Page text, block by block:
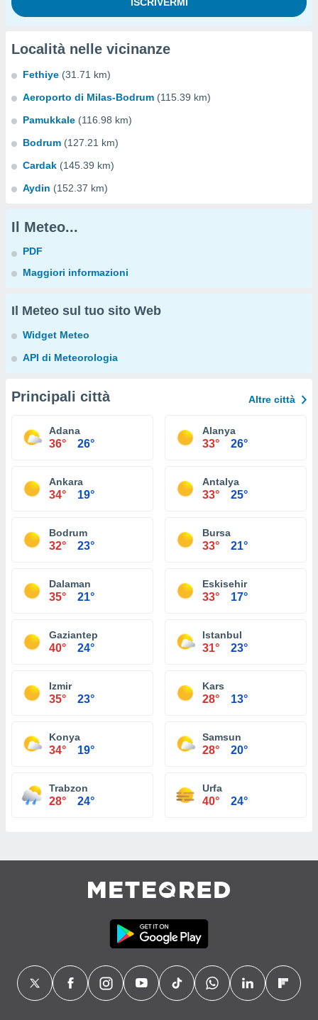
Località nelle vicinanze
Fethiye (31.71 km)
Aeroporto di Milas-Bodrum (115.39 km)
Pamukkale (116.98 km)
Bodrum (127.21 km)
Cardak (145.39 km)
Aydin (152.37 km)
Il Meteo...
PDF
Maggiori informazioni
Il Meteo sul tuo sito Web
Widget Meteo
API di Meteorologia
Principali città Altre città
Adana
36° 26°
Alanya
33° 26°
Ankara
34° 19°
Antalya
33° 25°
Bodrum
32° 23°
Bursa
33° 21°
Dalaman
35° 21°
Eskisehir
33° 17°
Gaziantep
40° 24°
Istanbul
31° 23°
Izmir
35° 23°
Kars
28° 13°
Konya
34° 19°
Samsun
28° 20°
Trabzon
28° 24°
Urfa
40° 24°